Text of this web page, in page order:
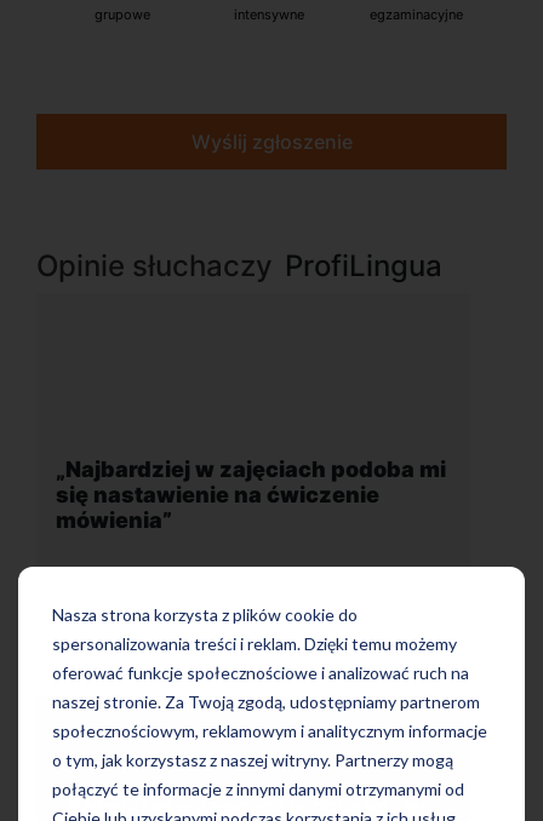
Nasza strona korzysta z plików cookie do
spersonalizowania treści i reklam. Dzięki temu możemy
oferować funkcje społecznościowe i analizować ruch na
naszej stronie. Za Twoją zgodą, udostępniamy partnerom
społecznościowym, reklamowym i analitycznym informacje
o tym, jak korzystasz z naszej witryny. Partnerzy mogą
połączyć te informacje z innymi danymi otrzymanymi od
grupowe intensywne egzaminacyjne
Wyślij zgłoszenie
Opinie słuchaczy ProfiLingua
zajęciach podoba mi
na ćwiczenie
podoba mi się
„Wygodna,
położona w dogodnej
Uczę się w tej szkole od